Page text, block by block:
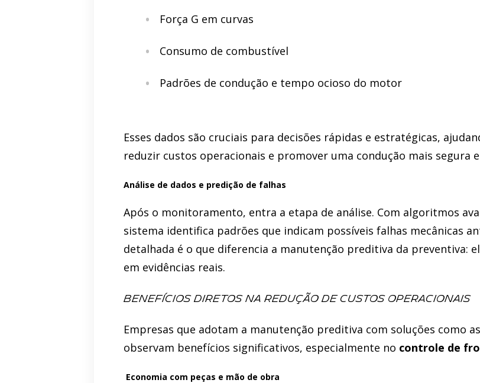
Força G em curvas
Consumo de combustível
Padrões de condução e tempo ocioso do motor
Esses dados são cruciais para decisões rápidas e estratégicas,
reduzir custos operacionais e promover uma condução mais segura
Análise de dados e predição de falhas
Após o monitoramento, entra a etapa de análise. Com algoritmos
sistema identifica padrões que indicam possíveis falhas mecânicas
detalhada é o que diferencia a manutenção preditiva da preventiva:
em evidências reais.
Benefícios diretos na redução de custos operacionais
Empresas que adotam a manutenção preditiva com soluções como
observam benefícios significativos, especialmente no controle de
Economia com peças e mão de obra